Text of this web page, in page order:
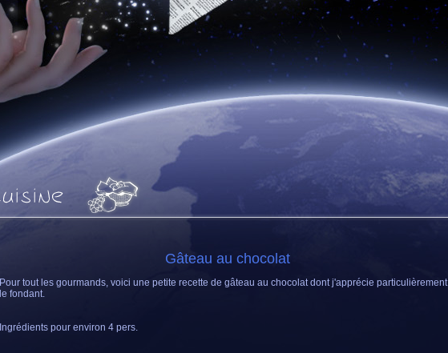
Gâteau au chocolat
Pour tout les gourmands, voici une petite recette de gâteau au chocolat dont j'apprécie particulièrement
le fondant.
Ingrédients pour environ 4 pers.